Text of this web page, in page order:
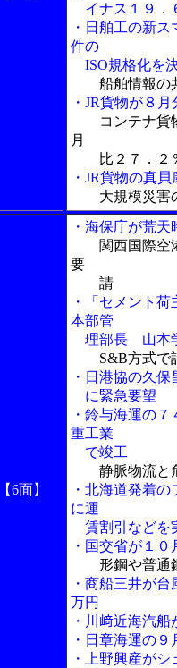
イナス１９．
・日舶工の新
件の
ISO規格化を
船舶情報の
・JR貨物が８
コンテナ貨
月
比２７．２％
・JR貨物の真
大規模災害
【6面】
・海保庁が荒
関西国際空
要
請
・「セメント
本部管
理部長 山本
S&B方式で
・日港協の久
に緊急要望
・鈴与海運の
重工業
で竣工
静脈物流と
・北海道発着
に運
賃割引などを
・国交省が１
形鋼や普通
・商船三井が
万円
・川﨑近海汽
・日章海運の
・上野興産が